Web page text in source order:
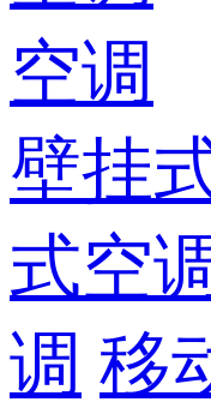
空调
壁挂
式空
调 移